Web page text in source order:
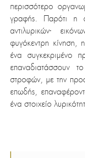
περισσότερο
γραφής. Παρότι η
αντιλυρικών-
φυγόκεντρη
ένα συγκεκριμένο
επαναδιατάσσουν
στροφών, με την
επωδής,
ένα στοιχείο